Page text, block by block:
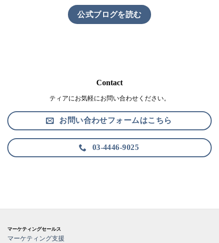
公式ブログを読む
Contact
ティアにお気軽にお問い合わせください。
お問い合わせフォームはこちら
03-4446-9025
マーケティングセールス
マーケティング支援